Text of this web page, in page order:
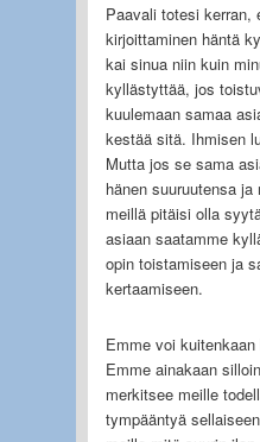
Paavali totesi
kirjoittaminen häntä
kai sinua niin kuin
kyllästyttää, jos
kuulemaan samaa
kestää sitä. Ihmisen
Mutta jos se sama
hänen suuruutensa
meillä pitäisi olla
asiaan saatamme
opin toistamiseen ja
kertaamiseen.
Emme voi
Emme ainakaan
merkitsee meille
tympääntyä